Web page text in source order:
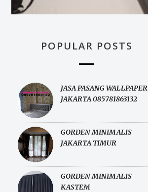
POPULAR POSTS
JASA PASANG WALLPAPER
JAKARTA 085781863132
GORDEN MINIMALIS
JAKARTA TIMUR
GORDEN MINIMALIS
KASTEM